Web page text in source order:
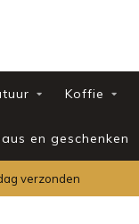
Koffie
en geschenken
verzonden